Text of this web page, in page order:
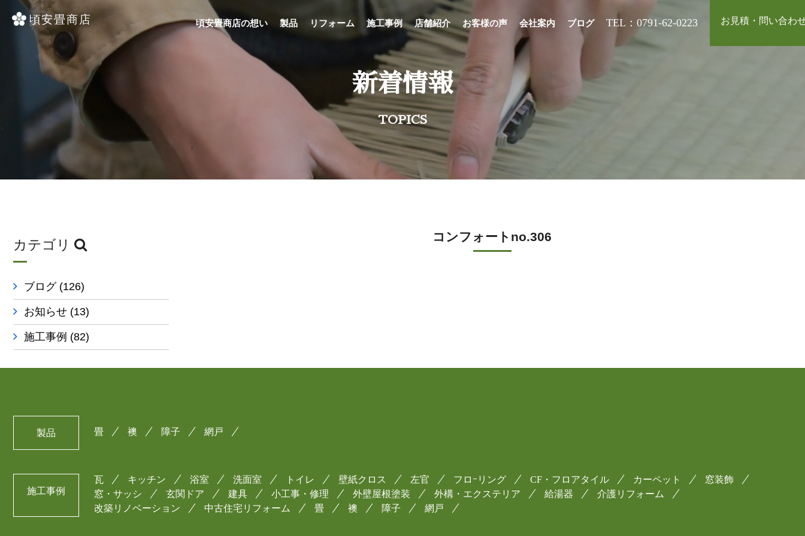
頃安畳商店の想い 製品 リフォーム 施工事例 店舗紹介 お客様の声 会社案内 ブログ TEL：0791-62-0223 お見積・問い合わ
新着情報
TOPICS
カテゴリ
ブログ (126)
お知らせ (13)
施工事例 (82)
コンフォートno.306
製品 畳 襖 障子 網戸
施工事例
瓦 キッチン 浴室 洗面室 トイレ 壁紙クロス 左官 フロｰリング CF・フロアタイル カーペット
窓装飾
窓・サッシ
玄関ドア 建具 小工事・修理 外壁屋根塗装 外構・エクステリア 給湯器
介護リフォーム
改築リノベーション
中古住宅リフォーム 畳 襖 障子 網戸